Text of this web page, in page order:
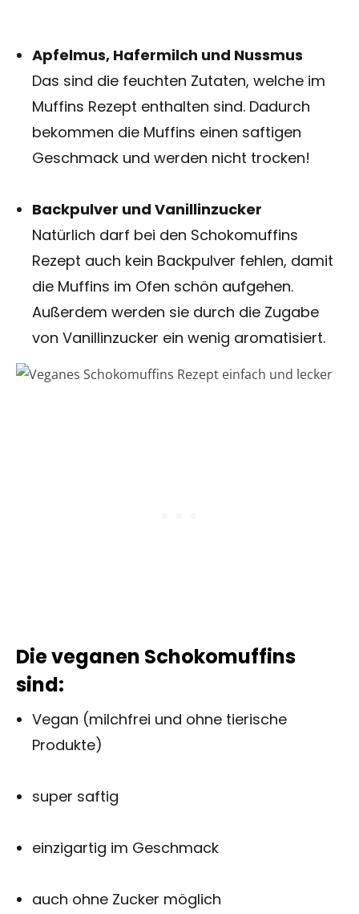
Apfelmus, Hafermilch und Nussmus
Das sind die feuchten Zutaten, welche im
Muffins Rezept enthalten sind. Dadurch
bekommen die Muffins einen saftigen
Geschmack und werden nicht trocken!
Backpulver und Vanillinzucker
Natürlich darf bei den Schokomuffins
Rezept auch kein Backpulver fehlen, damit
die Muffins im Ofen schön aufgehen.
Außerdem werden sie durch die Zugabe
von Vanillinzucker ein wenig aromatisiert.
Die veganen Schokomuffins
sind:
Vegan (milchfrei und ohne tierische
Produkte)
super saftig
einzigartig im Geschmack
auch ohne Zucker möglich